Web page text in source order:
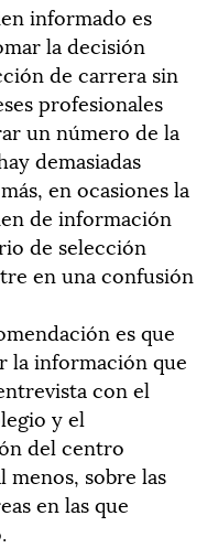
informado es
la decisión
de carrera sin
profesionales
un número de la
demasiadas
en ocasiones la
de información
de selección
en una confusión
es que
la información que
con el
y el
del centro
sobre las
en las que